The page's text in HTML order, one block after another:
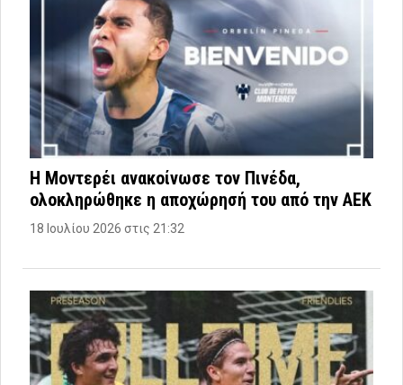
Η Μοντερέι ανακοίνωσε τον Πινέδα,
ολοκληρώθηκε η αποχώρησή του από την ΑΕΚ
18 Ιουλίου 2026 στις 21:32